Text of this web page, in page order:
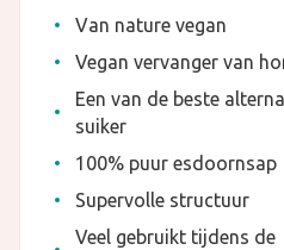
Van nature vegan
Vegan vervanger van
Een van de beste
suiker
100% puur esdoornsap
Supervolle structuur
Veel gebruikt tijdens de